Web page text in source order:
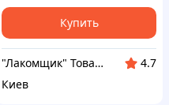
Купить
"Лакомщик" Товари для кондитерів
4.7
Киев